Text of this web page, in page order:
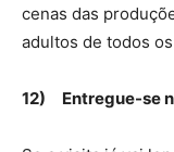
cenas das
adultos de todos
12) Entregue-se